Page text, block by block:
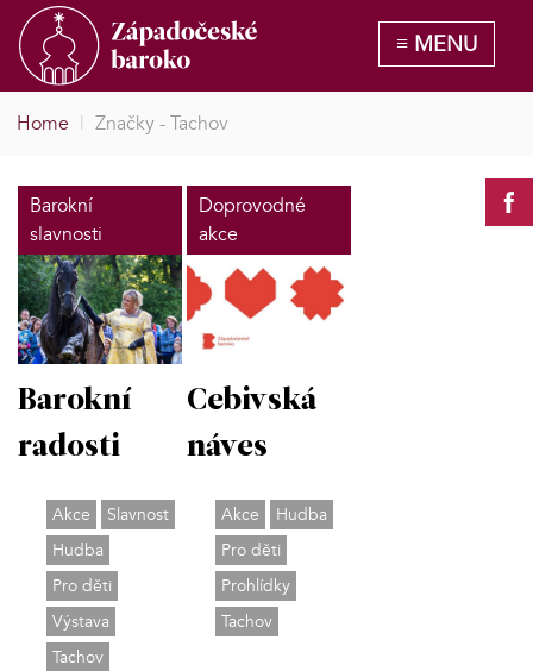
Home | Značky - Tachov
Barokní
slavnosti
Barokní
radosti
Akce
Slavnost
Hudba
Pro děti
Výstava
Tachov
Doprovodné
akce
Cebivská
náves
Akce
Hudba
Pro děti
Prohlídky
Tachov